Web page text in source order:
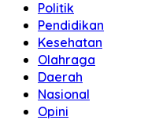
Politik
Pendidikan
Kesehatan
Olahraga
Daerah
Nasional
Opini